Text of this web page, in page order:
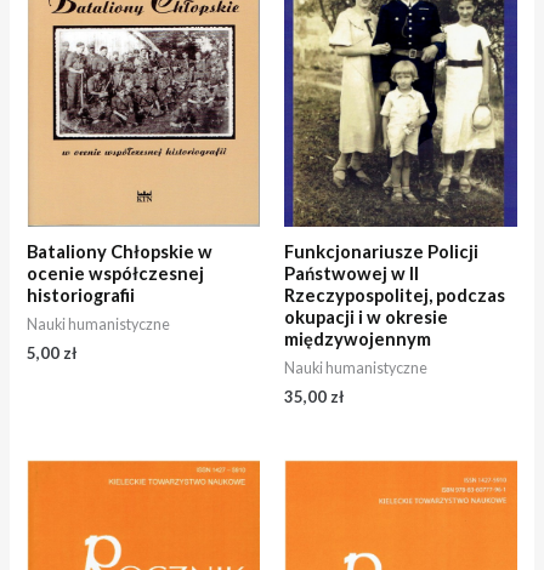
Bataliony Chłopskie w
ocenie współczesnej
historiografii
Nauki humanistyczne
5,00 zł
Funkcjonariusze Policji
Państwowej w II
Rzeczypospolitej, podczas
okupacji i w okresie
międzywojennym
Nauki humanistyczne
35,00 zł